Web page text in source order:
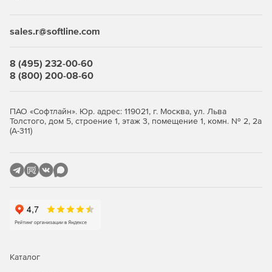
нужны, и не переплачивает за ненужные ему элементы
использовать.
Если необходимо обеспечить централизованное
управление защитой рабочих станций, требуется
лицензирование Центра управления Dr.Web Enterprise
нескольких компьютеров, до распределенных интранет-
администрирование защиты файловых серверов и
серверов приложений (включая терминальные серверы),
sales.r@softline.com
8 (495) 232-00-60
8 (800) 200-08-60
ПАО «Софтлайн». Юр. адрес: 119021, г. Москва, ул. Льва
Толстого, дом 5, строение 1, этаж 3, помещение 1, комн. № 2, 2а
(А-311)
Каталог